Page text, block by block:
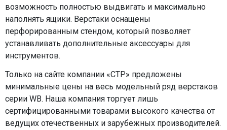
возможность полностью выдвигать и максимально
наполнять ящики. Верстаки оснащены
перфорированным стендом, который позволяет
устанавливать дополнительные аксессуары для
инструментов.
Только на сайте компании «СТР» предложены
минимальные цены на весь модельный ряд верстаков
серии WB. Наша компания торгует лишь
сертифицированными товарами высокого качества от
ведущих отечественных и зарубежных производителей.